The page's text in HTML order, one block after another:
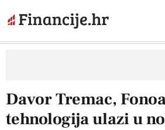
Davor Tremac,
tehnologija ulazi u